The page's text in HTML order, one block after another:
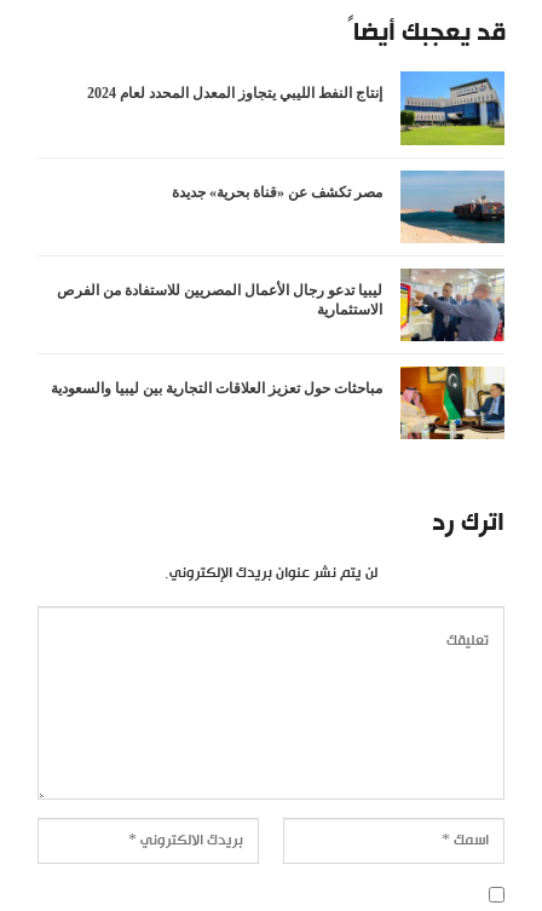
قد يعجبك أيضاً
إنتاج النفط الليبي يتجاوز المعدل المحدد لعام 2024
مصر تكشف عن «قناة بحرية» جديدة
ليبيا تدعو رجال الأعمال المصريين للاستفادة من الفرص
الاستثمارية
مباحثات حول تعزيز العلاقات التجارية بين ليبيا والسعودية
اترك رد
لن يتم نشر عنوان بريدك الإلكتروني.